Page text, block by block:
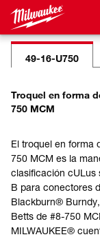
49-16-U750
Troquel en forma
750 MCM
El troquel en forma
750 MCM es la
clasificación cULus
B para conectores
Blackburn®
Betts de #8-750
MILWAUKEE®